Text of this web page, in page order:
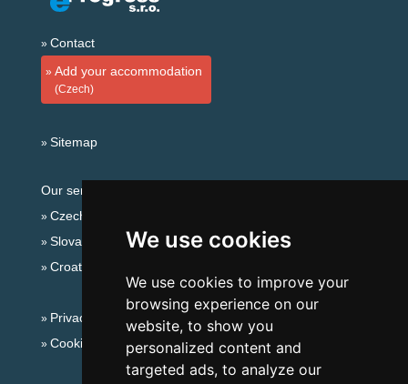
We use cookies
We use cookies to improve your
browsing experience on our
website, to show you
personalized content and
targeted ads, to analyze our
Contact
Add your accommodation
(Czech)
Sitemap
Our servers:
Czech mountains
Slovakian mountains
Croatian Adriatic
Privacy policy
Cookies